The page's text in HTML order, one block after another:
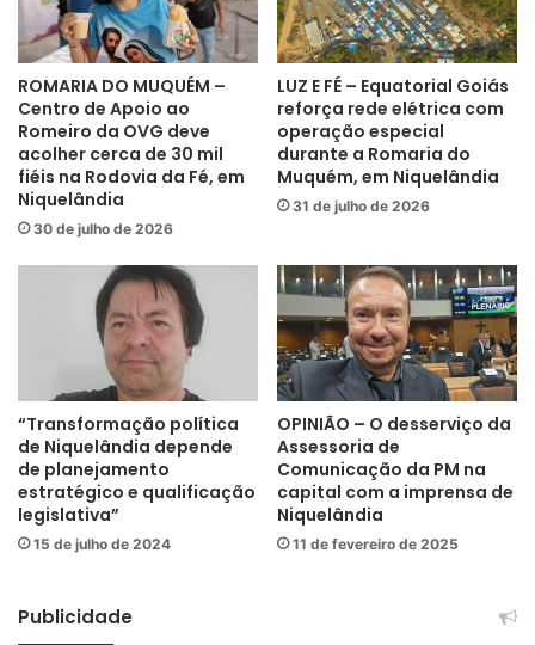
ROMARIA DO MUQUÉM –
Centro de Apoio ao
Romeiro da OVG deve
acolher cerca de 30 mil
fiéis na Rodovia da Fé, em
Niquelândia
30 de julho de 2026
LUZ E FÉ – Equatorial Goiás
reforça rede elétrica com
operação especial
durante a Romaria do
Muquém, em Niquelândia
31 de julho de 2026
“Transformação política
de Niquelândia depende
de planejamento
estratégico e qualificação
legislativa”
15 de julho de 2024
OPINIÃO – O desserviço da
Assessoria de
Comunicação da PM na
capital com a imprensa de
Niquelândia
11 de fevereiro de 2025
Publicidade